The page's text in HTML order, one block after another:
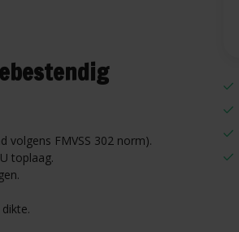
volgens FMVSS 302 norm).
toplaag.